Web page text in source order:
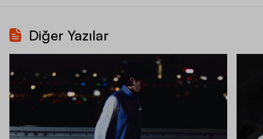
Diğer Yazılar